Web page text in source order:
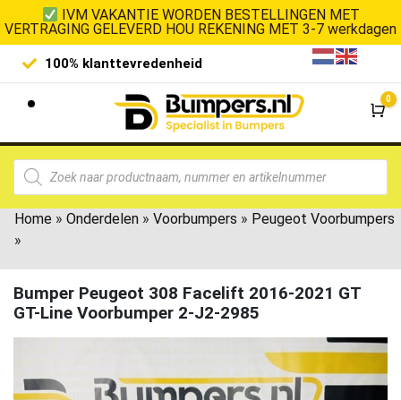
IVM VAKANTIE WORDEN BESTELLINGEN MET
VERTRAGING GELEVERD HOU REKENING MET 3-7 werkdagen
100% klanttevredenheid
0
Home » Onderdelen » Voorbumpers » Peugeot Voorbumpers
»
Bumper Peugeot 308 Facelift 2016-2021 GT
GT-Line Voorbumper 2-J2-2985